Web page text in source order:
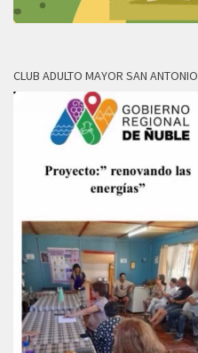
CLUB ADULTO MAYOR SAN ANTONIO